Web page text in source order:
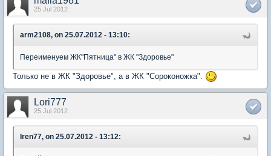
25 Jul 2012
arm2108, on 25.07.2012 - 13:10:
Переименуем ЖК"Пятница" в ЖК "Здоровье"
Только не в ЖК "Здоровье", а в ЖК "Сороконожка".
Lori777
25 Jul 2012
Iren77, on 25.07.2012 - 13:12: